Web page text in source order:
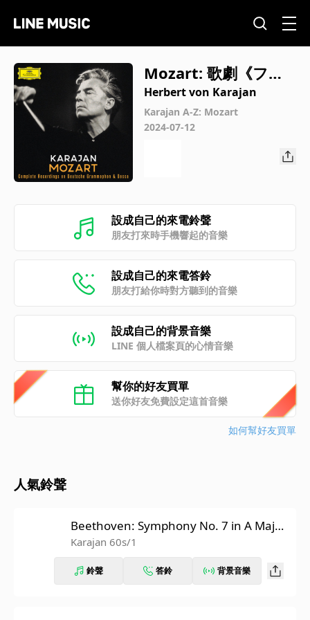
Mozart: 歌劇《フィ
ガロの結婚》 K. 492
第4幕: 第29曲 終曲 a-
d: そっと近づいてっ
Herbert von Karajan
Karajan A-Z: Mozart
2024-07-12
設成自己的來電鈴聲
朋友打來時手機響起的音樂
設成自己的來電答鈴
朋友打給你時對方聽到的音樂
設成自己的背景音樂
LINE 個人檔案頁的心情音樂
幫你的好友買單
送你好友免費設定這首音樂
如何幫好友買單
人氣鈴聲
Beethoven: Symphony No. 7 in A Major,
Op. 92: II. Allegretto (Recorded 1962)
Karajan 60s/1
鈴聲 答鈴 背景音樂